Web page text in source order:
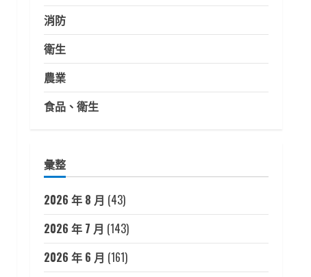
消防
衛生
農業
食品、衛生
彙整
2026 年 8 月 (43)
2026 年 7 月 (143)
2026 年 6 月 (161)